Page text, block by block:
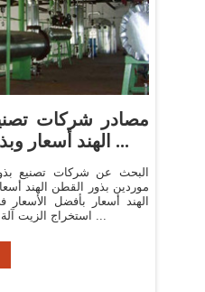
مصادر شركات
الهند أسعار وبذور القطن الهند ...
البحث عن شركات تصنيع
موردين بذور القطن الهند
الهند أسعار بأفضل
استخراج الزيت آلة عصر الزيت على البارد ...